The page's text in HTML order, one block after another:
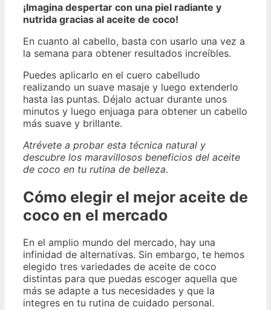
¡Imagina despertar con una piel radiante y
nutrida gracias al aceite de coco!
En cuanto al cabello, basta con usarlo una vez a
la semana para obtener resultados increíbles.
Puedes aplicarlo en el cuero cabelludo
realizando un suave masaje y luego extenderlo
hasta las puntas. Déjalo actuar durante unos
minutos y luego enjuaga para obtener un cabello
más suave y brillante.
Atrévete a probar esta técnica natural y
descubre los maravillosos beneficios del aceite
de coco en tu rutina de belleza.
Cómo elegir el mejor aceite de
coco en el mercado
En el amplio mundo del mercado, hay una
infinidad de alternativas. Sin embargo, te hemos
elegido tres variedades de aceite de coco
distintas para que puedas escoger aquella que
más se adapte a tus necesidades y que la
integres en tu rutina de cuidado personal.